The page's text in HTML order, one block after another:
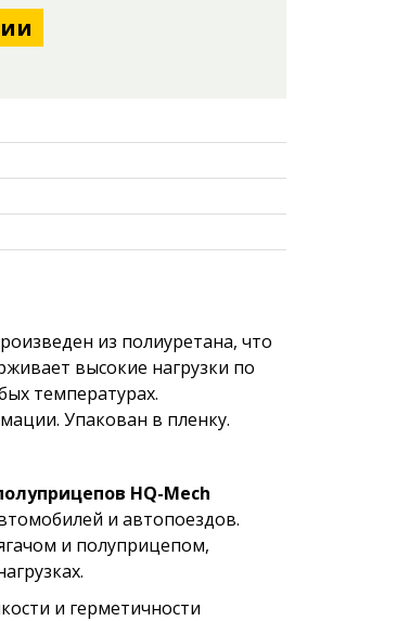
из полиуретана, что
высокие нагрузки по
температурах.
Упакован в пленку.
HQ-Mech
и автопоездов.
и полуприцепом,
и герметичности